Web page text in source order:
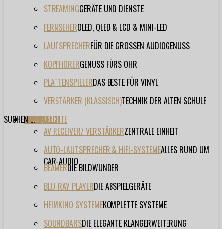
STREAMINGGERÄTE UND DIENSTE
FERNSEHEROLED, QLED & LCD & MINI-LED
LAUTSPRECHERFÜR DIE GROSSEN AUDIOGENUSS
KOPFHÖRERGENUSS FÜRS OHR
PLATTENSPIELERDAS BESTE FÜR VINYL
VERSTÄRKER (KLASSISCH)TECHNIK DER ALTEN SCHULE
TESTBERICHTE
AV RECEIVER/ VERSTÄRKERZENTRALE EINHEIT
AUTO-LAUTSPRECHER & HIFI-SYSTEMEALLES RUND UM
CAR-AUDIO
BEAMERDIE BILDWUNDER
BLU-RAY PLAYERDIE ABSPIELGERÄTE
HEIMKINO SYSTEMEKOMPLETTE SYSTEME
SOUNDBARSDIE ELEGANTE KLANGERWEITERUNG
FORUM
FILME
VIDEOS
HERSTELLER
EVENT
SUCHEN ...